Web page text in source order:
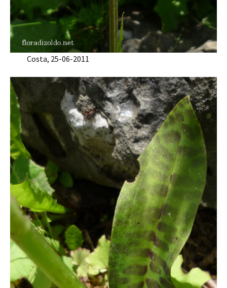
Costa, 25-06-2011